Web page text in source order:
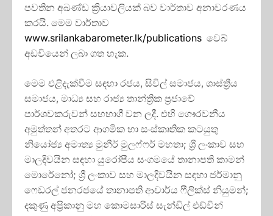
පවතින අඛණ්ඩ ක්‍රියාවලියක් බව වාර්තාව අනාවරණය
කරයි. මෙම වාර්තාව
www.srilankabarometer.lk/publications වෙබ්
අඩවියෙන් ලබා ගත හැක.
මෙම එළිදැක්වීම සඳහා රජය, සිවිල් සමාජය, ශාස්ත්‍රීය
සමාජය, මාධ්‍ය සහ රාජ්‍ය තාන්ත්‍රික ප්‍රජාවේ
පාර්ශවකරුවන් සහභාගී වන ලදී. එහි ගෞරවනීය
අමුත්තන් අතරට ආගමික හා සංස්කෘතික කටයුතු
නියෝජ්‍ය අමාත්‍ය මුනීර් මුලෆ්ෆර් මහතා; ශ්‍රී ලංකාව සහ
මාලදිවයින සඳහා යුරෝපීය සංගමයේ තානාපති කාමන්
මොරේනෝ; ශ්‍රී ලංකාව සහ මාලදිවයින සඳහා ජර්මානු
ෆෙඩරල් ජනරජයේ තානාපති ආචාර්ය ෆීලික්ස් නියුමන්;
දකුණු අප්‍රිකානු මහ කොමසාරිස් සැන්ඩිල් එඩ්වින්